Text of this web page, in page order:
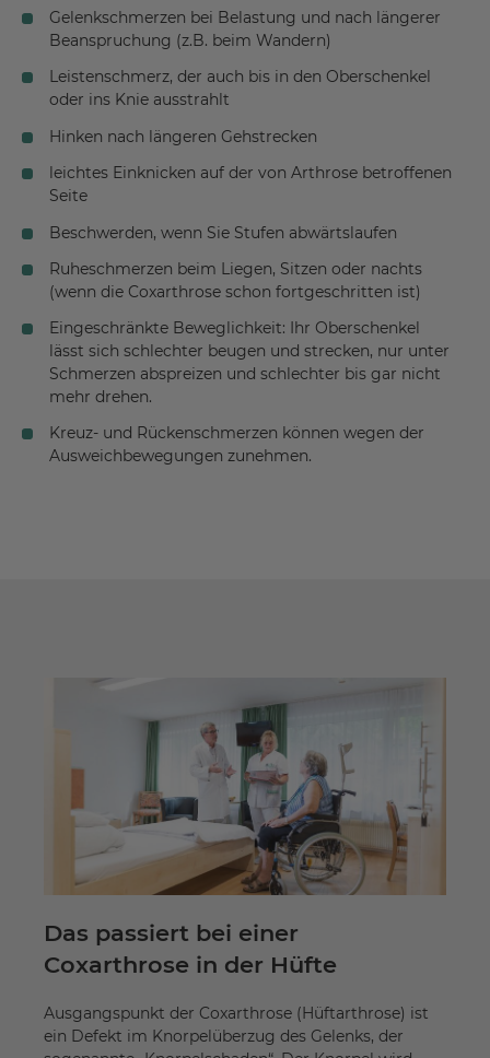
Gelenkschmerzen bei Belastung und nach längerer
Beanspruchung (z.B. beim Wandern)
Leistenschmerz, der auch bis in den Oberschenkel
oder ins Knie ausstrahlt
Hinken nach längeren Gehstrecken
leichtes Einknicken auf der von Arthrose betroffenen
Seite
Beschwerden, wenn Sie Stufen abwärtslaufen
Ruheschmerzen beim Liegen, Sitzen oder nachts
(wenn die Coxarthrose schon fortgeschritten ist)
Eingeschränkte Beweglichkeit: Ihr Oberschenkel
lässt sich schlechter beugen und strecken, nur unter
Schmerzen abspreizen und schlechter bis gar nicht
mehr drehen.
Kreuz- und Rückenschmerzen können wegen der
Ausweichbewegungen zunehmen.
Das passiert bei einer
Coxarthrose in der Hüfte
Ausgangspunkt der Coxarthrose (Hüftarthrose) ist
ein Defekt im Knorpelüberzug des Gelenks, der